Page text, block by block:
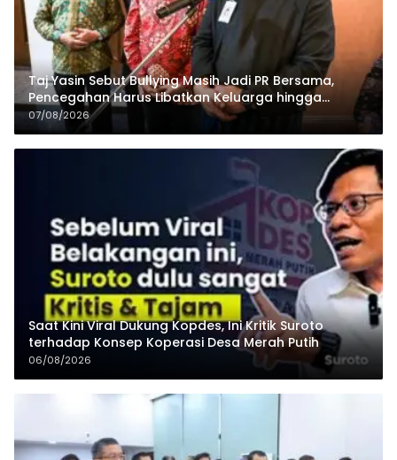
Taj Yasin Sebut Bullying Masih Jadi PR Bersama,
Pencegahan Harus Libatkan Keluarga hingga
Pesantren
07/08/2026
Saat Kini Viral Dukung Kopdes, Ini Kritik Suroto
terhadap Konsep Koperasi Desa Merah Putih
06/08/2026